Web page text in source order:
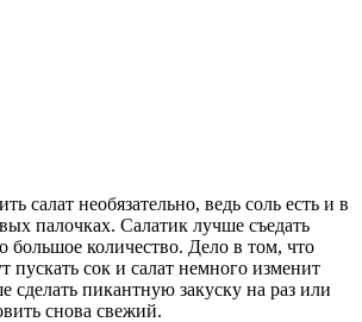
салат необязательно, ведь соль есть и в
палочках. Салатик лучше съедать
большое количество. Дело в том, что
пускать сок и салат немного изменит
сделать пикантную закуску на раз или
снова свежий.